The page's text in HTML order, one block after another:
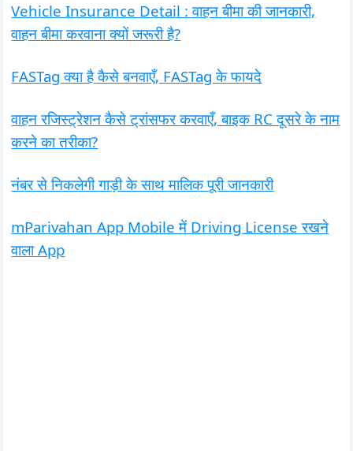
Vehicle Insurance Detail : वाहन बीमा की जानकारी,
वाहन बीमा करवाना क्यों जरूरी है?
FASTag क्या है कैसे बनवाएँ, FASTag के फायदे
वाहन रजिस्ट्रेशन कैसे ट्रांसफर करवाएँ, बाइक RC दूसरे के नाम
करने का तरीका?
नंबर से निकलेगी गाड़ी के साथ मालिक पूरी जानकारी
mParivahan App Mobile में Driving License रखने
वाला App